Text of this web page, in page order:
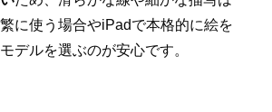
に使う場合やiPadで本格的に絵を
デルを選ぶのが安心です。